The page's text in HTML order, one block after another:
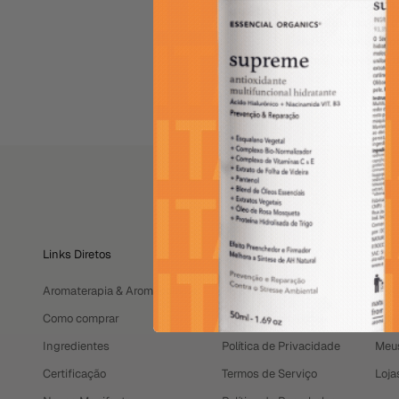
de lavanda
calêndula, extrato
sódio, sorbato de
natural, derivados
Links Diretos
Aromaterapia & Aromacologia
Como comprar
Ingredientes
Certificação
TERMOS E CONDIÇÕES
Entregas e Prazos
Trocas e Devoluções
Política de Privacidade
Termos de Serviço